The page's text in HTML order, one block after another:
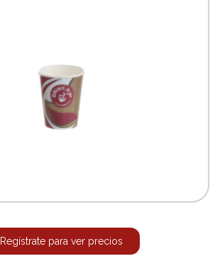
Regístrate para ver precios